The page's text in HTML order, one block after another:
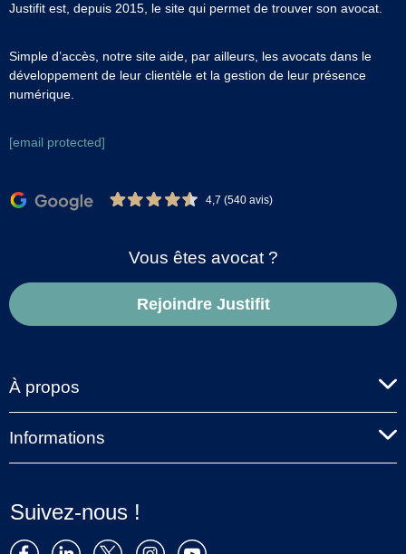
Justifit est, depuis 2015, le site qui permet de trouver son avocat.
Simple d’accès, notre site aide, par ailleurs, les avocats dans le
développement de leur clientèle et la gestion de leur présence
numérique.
[email protected]
4,7 (540 avis)
Vous êtes avocat ?
Rejoindre Justifit
À propos
Informations
Suivez-nous !